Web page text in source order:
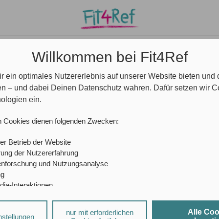
Willkommen bei Fit4Ref
ein optimales Nutzererlebnis auf unserer Website bieten und
– und dabei Deinen Datenschutz wahren. Dafür setzen wir
ein.
Cookies dienen folgenden Zwecken:
Betrieb der Website
der Nutzererfahrung
und Nutzungsanalyse
Interaktionen
Diensten und personalisierter Werbung können durch den jeweiligen
Alle
nur mit erforderlichen
Ansprechpartner*innen Blog
DEN ERSTEN EIGENEN UNTERRICHT
- Tipps für den ersten
6 Minuten